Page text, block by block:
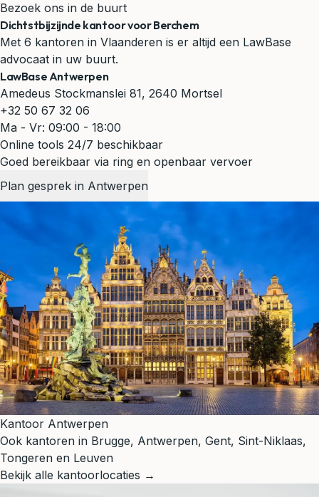
Bezoek ons in de buurt
Dichtstbijzijnde kantoor voor Berchem
Met 6 kantoren in Vlaanderen is er altijd een LawBase
advocaat in uw buurt.
LawBase Antwerpen
Amedeus Stockmanslei 81, 2640 Mortsel
+32 50 67 32 06
Ma - Vr: 09:00 - 18:00
Online tools 24/7 beschikbaar
Goed bereikbaar via ring en openbaar vervoer
Plan gesprek in Antwerpen
Kantoor Antwerpen
Ook kantoren in Brugge, Antwerpen, Gent, Sint-Niklaas,
Tongeren en Leuven
Bekijk alle kantoorlocaties →